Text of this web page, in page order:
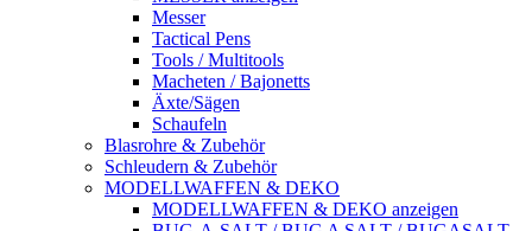
Messer
Tactical Pens
Tools / Multitools
Macheten / Bajonetts
Äxte/Sägen
Schaufeln
Blasrohre & Zubehör
Schleudern & Zubehör
MODELLWAFFEN & DEKO
MODELLWAFFEN & DEKO anzeigen